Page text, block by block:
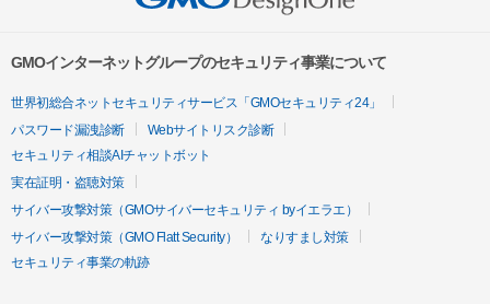
GMOインターネットグループのセキュリティ事業について
世界初総合ネットセキュリティサービス「GMOセキュリティ24」
パスワード漏洩診断
Webサイトリスク診断
セキュリティ相談AIチャットボット
実在証明・盗聴対策
サイバー攻撃対策（GMOサイバーセキュリティ byイエラエ）
サイバー攻撃対策（GMO Flatt Security）
なりすまし対策
セキュリティ事業の軌跡